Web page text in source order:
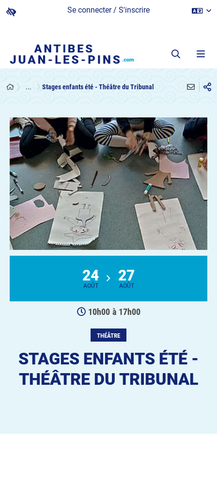
Se connecter / S'inscrire
... Stages enfants été - Théâtre du Tribunal
24
AOÛT
27
AOÛT
10h00 à 17h00
THÉÂTRE
STAGES ENFANTS ÉTÉ -
THÉÂTRE DU TRIBUNAL